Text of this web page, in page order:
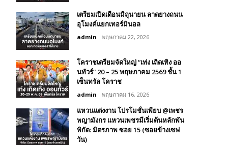
เตรียมเปิดเดือนมิถุนายน ลาดยางถนน
อุโมงค์แยกเทอร์มินอล
admin พฤษภาคม 22, 2026
โคราชเตรียมจัดใหญ่ “เท่ง เถิดเทิง ออ
นทัวร์” 20 – 25 พฤษภาคม 2569 ชั้น 1
เซ็นทรัล โคราช
admin พฤษภาคม 16, 2026
แหวนแต่งงาน โปรโมชั่นเพียบ @เพชร
พญามังกร แหวนเพชรมีเริ่มต้นหลักพัน
พิกัด: มิตรภาพ ซอย 15 (ซอยข้างเซฟ
วัน)